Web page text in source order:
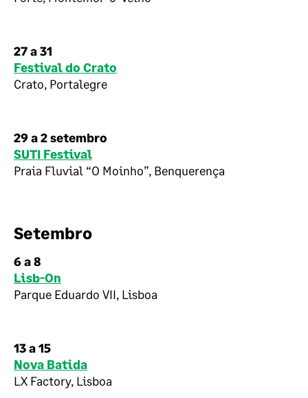
27 a 31
Festival do Crato
Crato, Portalegre
29 a 2 setembro
SUTI Festival
Praia Fluvial “O Moinho”, Benquerença
Setembro
6 a 8
Lisb-On
Parque Eduardo VII, Lisboa
13 a 15
Nova Batida
LX Factory, Lisboa